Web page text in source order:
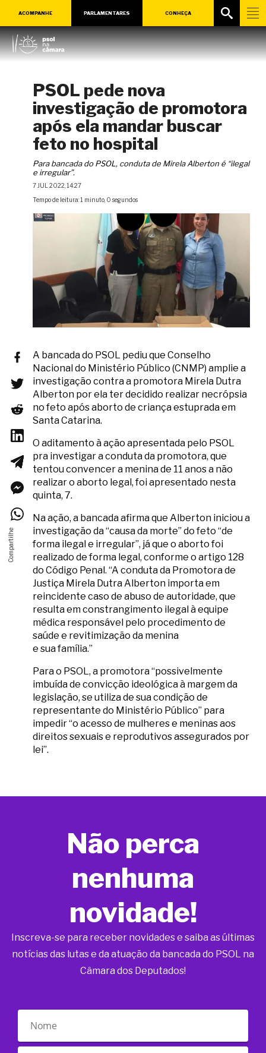
ACOMPANHE PARLAMENTARES CONHEÇA
PSOL pede nova
investigação de promotora
após ela mandar buscar
feto no hospital
Para bancada do PSOL, conduta de Mirela Alberton é “ilegal
e irregular”.
7 JUL 2022, 14:27
Tempo de leitura: 1 minuto, 0 segundos
A bancada do PSOL pediu que Conselho
Nacional do Ministério Público (CNMP) amplie a
investigação contra a promotora Mirela Dutra
Alberton por ela ter decidido realizar necrópsia
no feto após aborto de criança estuprada em
Santa Catarina.
O aditamento à ação apresentada pelo PSOL
pra investigar a conduta da promotora, que
tentou convencer a menina de 11 anos a não
realizar o aborto legal, foi apresentado nesta
quinta, 7.
Na ação, a bancada afirma que Alberton iniciou a
investigação da “causa da morte” do feto “de
forma ilegal e irregular”, já que o aborto foi
realizado de forma legal, conforme o artigo 128
do Código Penal. “A conduta da Promotora de
Justiça Mirela Dutra Alberton importa em
reincidente caso de abuso de autoridade, que
resulta em constrangimento ilegal à equipe
médica responsável pelo procedimento de
saúde e revitimização da menina
e sua família.”
Para o PSOL, a promotora “possivelmente
imbuída de convicção ideológica à margem da
legislação, se utiliza de sua condição de
representante do Ministério Público” para
impedir “o acesso de mulheres e meninas aos
direitos sexuais e reprodutivos assegurados por
lei”.
Não perca
nenhuma
novidade!
Inscreva-se para receber novidades e saiba as últimas
notícias das lutas e da atuação da bancada do PSOL na
Câmara dos Deputados!